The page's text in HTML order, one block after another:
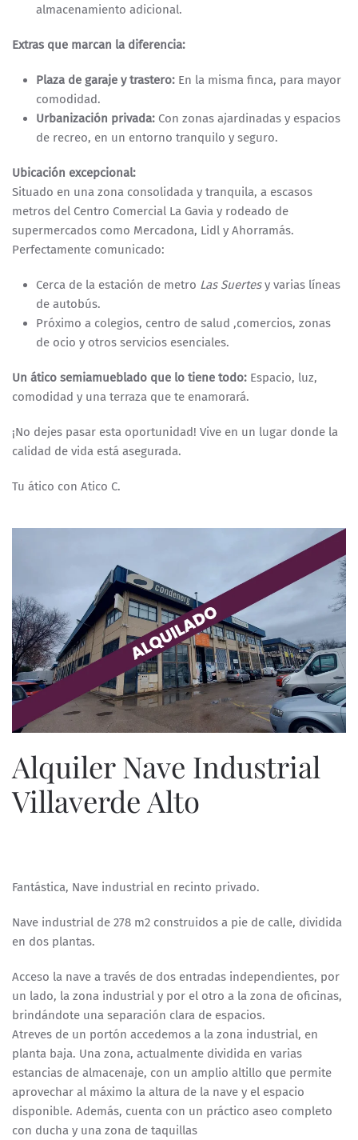
almacenamiento adicional.
Extras que marcan la diferencia:
Plaza de garaje y trastero: En la misma finca, para mayor
comodidad.
Urbanización privada: Con zonas ajardinadas y espacios
de recreo, en un entorno tranquilo y seguro.
Ubicación excepcional:
Situado en una zona consolidada y tranquila, a escasos
metros del Centro Comercial La Gavia y rodeado de
supermercados como Mercadona, Lidl y Ahorramás.
Perfectamente comunicado:
Cerca de la estación de metro Las Suertesy varias líneas
de autobús.
Próximo a colegios, centro de salud ,comercios, zonas
de ocio y otros servicios esenciales.
Un ático semiamueblado que lo tiene todo: Espacio, luz,
comodidad y una terraza que te enamorará.
¡No dejes pasar esta oportunidad! Vive en un lugar donde la
calidad de vida está asegurada.
Tu ático con Atico C.
Alquiler Nave Industrial
Villaverde Alto
Fantástica, Nave industrial en recinto privado.
Nave industrial de 278 m2 construidos a pie de calle, dividida
en dos plantas.
Acceso la nave a través de dos entradas independientes, por
un lado, la zona industrial y por el otro a la zona de oficinas,
brindándote una separación clara de espacios.
Atreves de un portón accedemos a la zona industrial, en
planta baja. Una zona, actualmente dividida en varias
estancias de almacenaje, con un amplio altillo que permite
aprovechar al máximo la altura de la nave y el espacio
disponible. Además, cuenta con un práctico aseo completo
con ducha y una zona de taquillas